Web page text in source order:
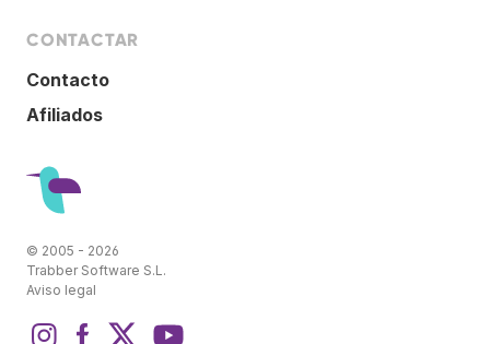
CONTACTAR
Contacto
Afiliados
© 2005 - 2026
Trabber Software S.L.
Aviso legal